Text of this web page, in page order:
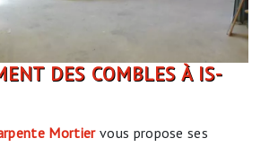
Mortiervous propose ses